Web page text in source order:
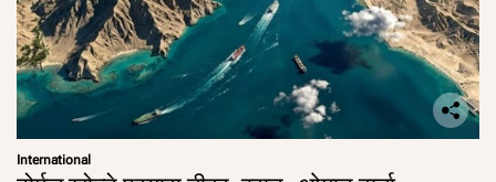
International